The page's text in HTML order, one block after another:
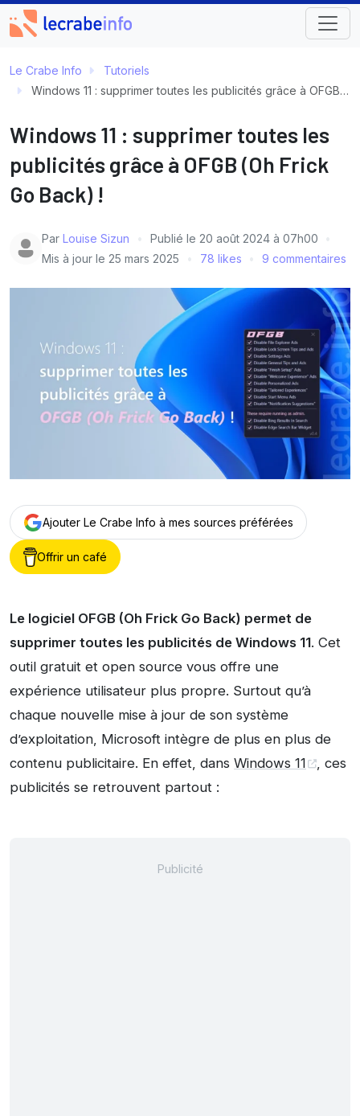
Le Crabe Info
Tutoriels
Windows 11 : supprimer toutes les publicités grâce à OFGB (Oh Frick Go Back) !
Windows 11 : supprimer toutes les
publicités grâce à OFGB (Oh Frick
Go Back) !
Par Louise Sizun Publié le 20 août 2024 à 07h00
Mis à jour le 25 mars 2025 78 likes 9 commentaires
Ajouter Le Crabe Info à mes sources préférées
Offrir un café
Le logiciel OFGB (Oh Frick Go Back) permet de
supprimer toutes les publicités de Windows 11. Cet
outil gratuit et open source vous offre une
expérience utilisateur plus propre. Surtout qu’à
chaque nouvelle mise à jour de son système
d’exploitation, Microsoft intègre de plus en plus de
contenu publicitaire. En effet, dans Windows 11
, ces
publicités se retrouvent partout :